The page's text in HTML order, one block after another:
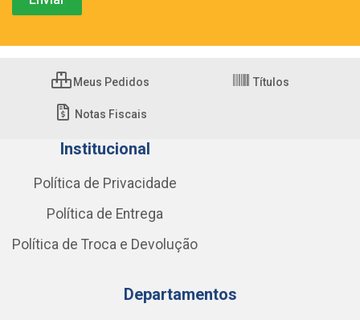
Meus Pedidos Títulos
Notas Fiscais
Institucional
Política de Privacidade
Política de Entrega
Política de Troca e Devolução
Departamentos